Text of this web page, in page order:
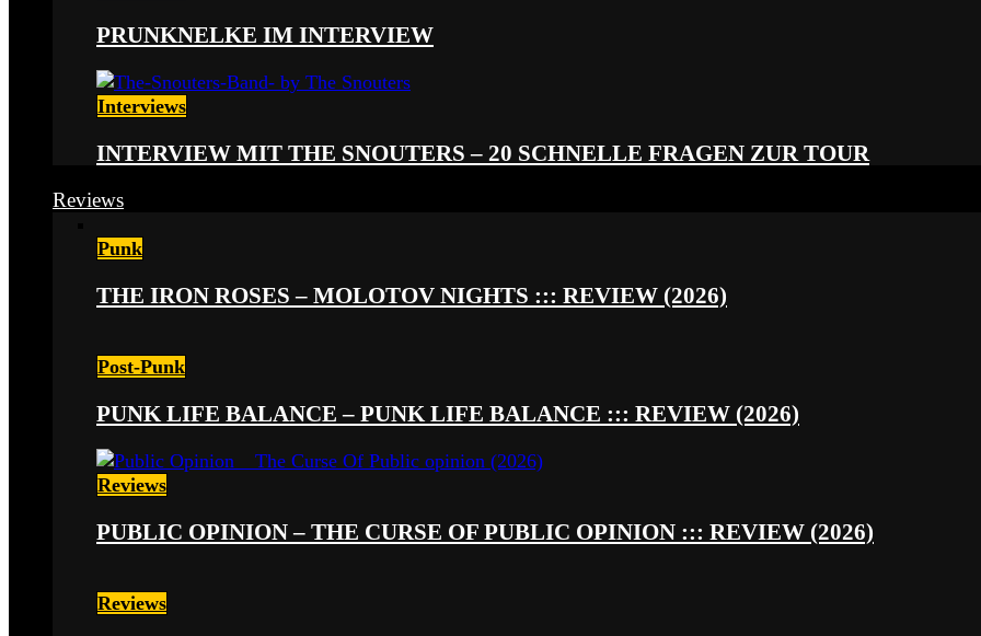
PRUNKNELKE IM INTERVIEW
Interviews
INTERVIEW MIT THE SNOUTERS – 20 SCHNELLE FRAGEN ZUR TOUR
Reviews
Punk
THE IRON ROSES – MOLOTOV NIGHTS ::: REVIEW (2026)
Post-Punk
PUNK LIFE BALANCE – PUNK LIFE BALANCE ::: REVIEW (2026)
Reviews
PUBLIC OPINION – THE CURSE OF PUBLIC OPINION ::: REVIEW (2026)
Reviews